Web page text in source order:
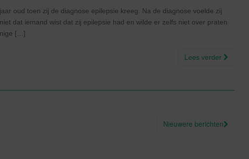
oud toen zij de diagnose epilepsie kreeg. Na de diagnose voelde zij
dat iemand wist dat zij epilepsie had en wilde er zelfs niet over praten
[…]
Lees verder
Nieuwere berichten